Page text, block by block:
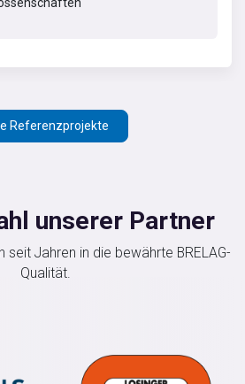
Referenzprojekte
unserer Partner
seit Jahren in die bewährte BRELAG-
Qualität.